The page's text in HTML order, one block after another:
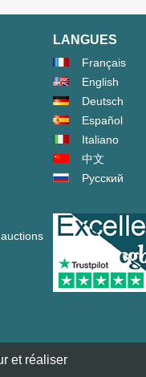
LANGUES
Français
English
Deutsch
Español
Italiano
中文
Русский
et réaliser